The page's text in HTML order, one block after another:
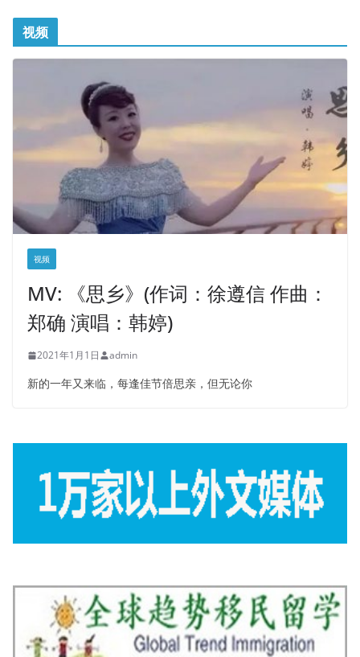
视频
视频
MV: 《思乡》(作词：徐遵信 作曲：
郑确 演唱：韩婷)
2021年1月1日 admin
新的一年又来临，每逢佳节倍思亲，但无论你